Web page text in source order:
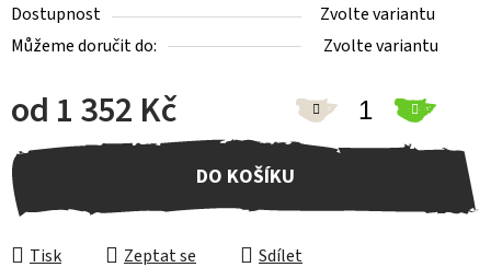
Dostupnost
Zvolte variantu
Můžeme doručit do:
Zvolte variantu
od 1 352 Kč
Měrná cena:
DO KOŠÍKU
Tisk Zeptat se Sdílet